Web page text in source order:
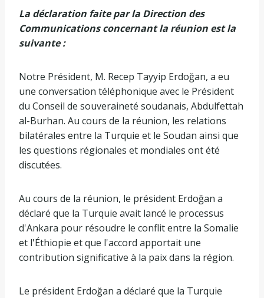
La déclaration faite par la Direction des
Communications concernant la réunion est la
suivante :
Notre Président, M. Recep Tayyip Erdoğan, a eu
une conversation téléphonique avec le Président
du Conseil de souveraineté soudanais, Abdulfettah
al-Burhan. Au cours de la réunion, les relations
bilatérales entre la Turquie et le Soudan ainsi que
les questions régionales et mondiales ont été
discutées.
Au cours de la réunion, le président Erdoğan a
déclaré que la Turquie avait lancé le processus
d'Ankara pour résoudre le conflit entre la Somalie
et l'Éthiopie et que l'accord apportait une
contribution significative à la paix dans la région.
Le président Erdoğan a déclaré que la Turquie